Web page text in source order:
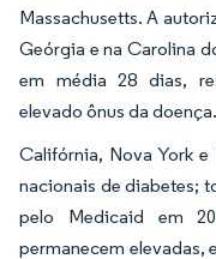
Massachusetts. A
Geórgia e na Carolina
em média 28 dias,
elevado ônus da doença.
Califórnia, Nova York e
nacionais de diabetes;
pelo Medicaid em
permanecem elevadas,